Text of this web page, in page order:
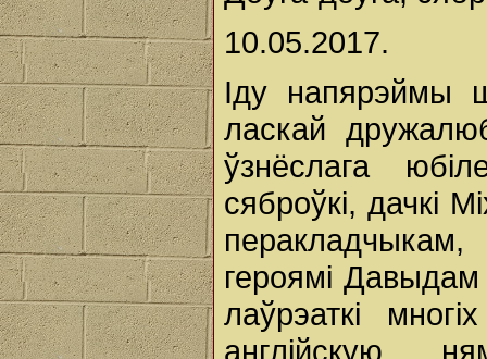
10.05.2017.
Іду напярэймы
ласкай
ўзнёслага
сяброўкі, дачкі
героямі
лаўрэаткі
англійскую,